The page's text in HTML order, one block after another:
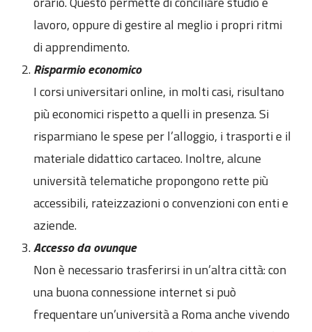
lavoro, oppure di gestire al meglio i propri ritmi
di apprendimento.
Risparmio economico
I corsi universitari online, in molti casi, risultano
più economici rispetto a quelli in presenza. Si
risparmiano le spese per l’alloggio, i trasporti e il
materiale didattico cartaceo. Inoltre, alcune
università telematiche propongono rette più
accessibili, rateizzazioni o convenzioni con enti e
aziende.
Accesso da ovunque
Non è necessario trasferirsi in un’altra città: con
una buona connessione internet si può
frequentare un’università a Roma anche vivendo